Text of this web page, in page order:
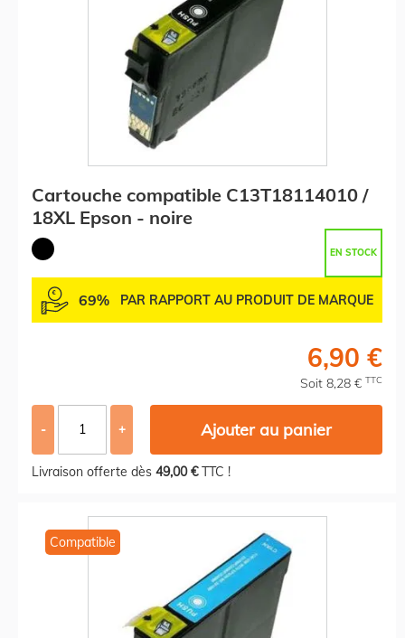
Cartouche compatible C13T18114010 /
18XL Epson - noire
EN STOCK
69% PAR RAPPORT AU PRODUIT DE MARQUE
6,90 €
Soit 8,28 € TTC
- + Ajouter au panier
Livraison offerte dès 49,00 €TTC !
Compatible